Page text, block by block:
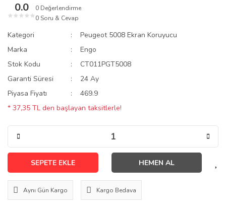
0.0
★ ★ ★ ★ ★
0 Değerlendirme
0 Soru & Cevap
Kategori
Peugeot 5008 Ekran Koruyucu
Marka
Engo
Stok Kodu
CT011PGT5008
Garanti Süresi
24 Ay
Piyasa Fiyatı
469.9
* 37,35 TL den başlayan taksitlerle!
SEPETE EKLE HEMEN AL
Aynı Gün Kargo Kargo Bedava